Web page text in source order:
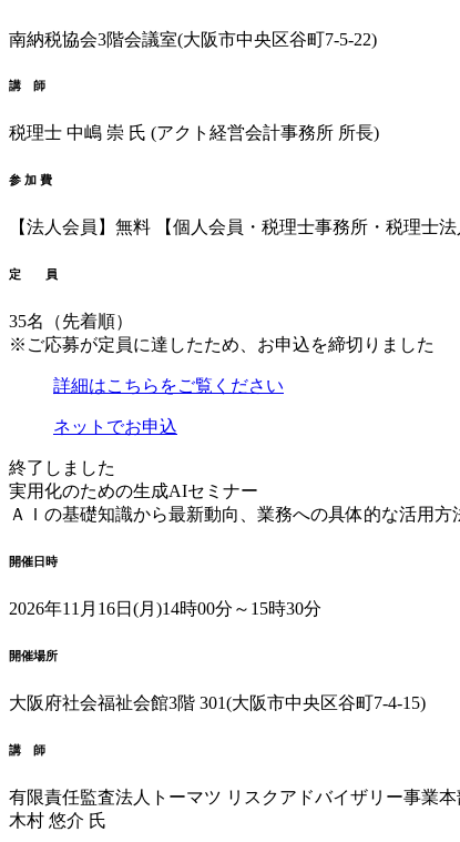
南納税協会3階会議室(大阪市中央区谷町7-5-22)
講 師
税理士 中嶋 崇 氏 (アクト経営会計事務所 所長)
参 加 費
【法人会員】無料 【個人会員・税理士事務所・税理士法
定 員
35名（先着順）
※ご応募が定員に達したため、お申込を締切りました
詳細はこちらをご覧ください
ネットでお申込
終了しました
実用化のための生成AIセミナー
ＡＩの基礎知識から最新動向、業務への具体的な活用
開催日時
2026年11月16日(月)14時00分～15時30分
開催場所
大阪府社会福祉会館3階 301(大阪市中央区谷町7-4-15)
講 師
有限責任監査法人トーマツ リスクアドバイザリー事業本
木村 悠介 氏